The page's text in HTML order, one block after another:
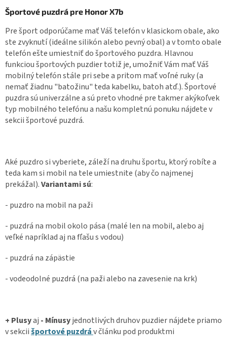
Športové puzdrá pre Honor X7b
Pre šport odporúčame mať Váš telefón v klasickom obale, ako
ste zvyknutí (ideálne silikón alebo pevný obal) a v tomto obale
telefón ešte umiestniť do športového puzdra. Hlavnou
funkciou športových puzdier totiž je, umožniť Vám mať Váš
mobilný telefón stále pri sebe a pritom mať voľné ruky (a
nemať žiadnu "batožinu" teda kabelku, batoh atď.). Športové
puzdra sú univerzálne a sú preto vhodné pre takmer akýkoľvek
typ mobilného telefónu a našu kompletnú ponuku nájdete v
sekcii športové puzdrá.
Aké puzdro si vyberiete, záleží na druhu športu, ktorý robíte a
teda kam si mobil na tele umiestnite (aby čo najmenej
prekážal).Variantami sú:
- puzdro na mobil na paži
- puzdrá na mobil okolo pása (malé len na mobil, alebo aj
veľké napríklad aj na fľašu s vodou)
- puzdrá na zápästie
- vodeodolné puzdrá (na paži alebo na zavesenie na krk)
+ Plusyaj - Mínusyjednotlivých druhov puzdier nájdete priamo
v sekciišportové puzdráv článku pod produktmi